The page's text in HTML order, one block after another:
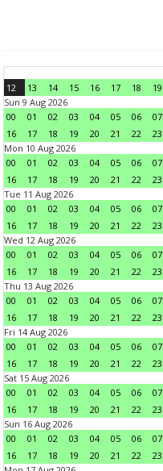
12 13 14 15 16 17 18 19
Sun 9 Aug 2026
00
01 02 03 04 05 06 07
16
17 18 19 20 21 22
23
Mon 10 Aug 2026
00
01 02 03 04 05 06 07
16
17 18 19 20 21 22
23
Tue 11 Aug 2026
00
01 02 03 04 05 06 07
16
17 18 19 20 21 22
23
Wed 12 Aug 2026
00
01 02 03 04 05 06 07
16
17 18 19 20 21 22
23
Thu 13 Aug 2026
00
01 02 03 04 05 06 07
16
17 18 19 20 21 22
23
Fri 14 Aug 2026
00
01 02 03 04 05 06 07
16
17 18 19 20 21 22
23
Sat 15 Aug 2026
00
01 02 03 04 05 06 07
16
17 18 19 20 21 22
23
Sun 16 Aug 2026
00
01 02 03 04 05 06 07
16
17 18 19 20 21 22
23